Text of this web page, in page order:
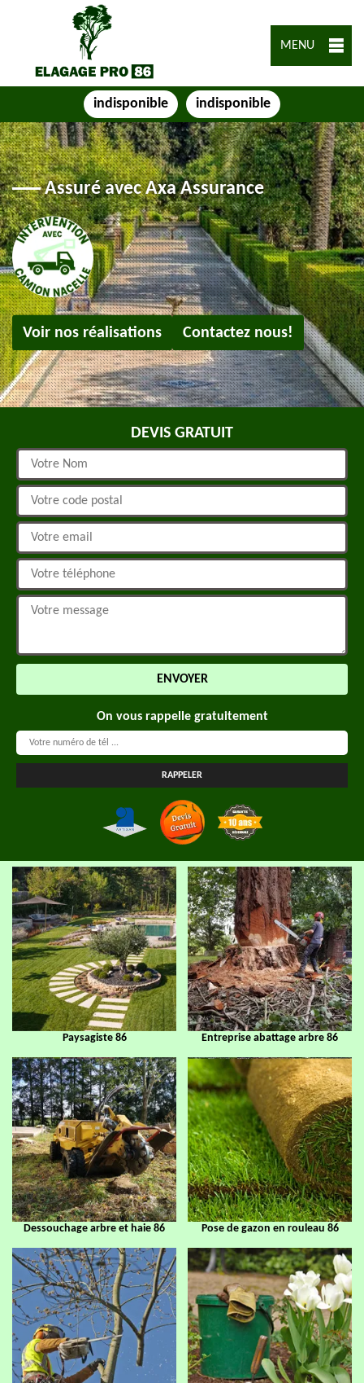
MENU
indisponible indisponible
Assuré avec Axa Assurance
Voir nos réalisations Contactez nous!
DEVIS GRATUIT
On vous rappelle gratuitement
Paysagiste 86 Entreprise abattage arbre 86
Dessouchage arbre et haie 86 Pose de gazon en rouleau 86